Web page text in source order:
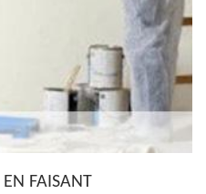
EN FAISANT